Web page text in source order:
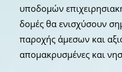
υποδομών
δομές θα ενισχύσουν
παροχής άμεσων και
απομακρυσμένες και